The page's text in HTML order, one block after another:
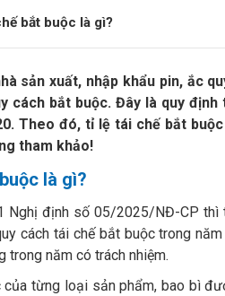
bắt buộc là gì?
sản xuất, nhập khẩu pin, ắc
cách bắt buộc. Đây là quy
Theo đó, tỉ lệ tái chế bắt
tham khảo!
là gì?
Nghị định số 05/2025/NĐ-CP
cách tái chế bắt buộc trong
năm có trách nhiệm.
từng loại sản phẩm, bao bì